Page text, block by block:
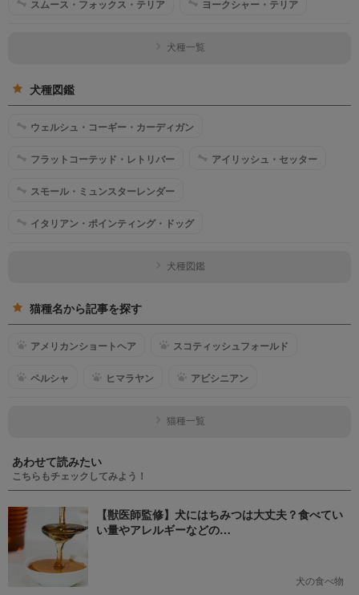
スムース・フォックス・テリア ヨークシャー・テリア
犬種一覧
犬種図鑑
ウェルシュ・コーギー・カーディガン
フラットコーテッド・レトリバー アイリッシュ・セッター
スモール・ミュンスターレンダー
イタリアン・ポインティング・ドッグ
犬種図鑑
猫種名から記事を探す
アメリカンショートヘア スコティッシュフォールド
ペルシャ ヒマラヤン アビシニアン
猫種一覧
あわせて読みたい
こちらもチェックしてみよう！
【獣医師監修】犬にはちみつは大丈夫？食べてい
い量やアレルギーなどの…
犬の食べ物